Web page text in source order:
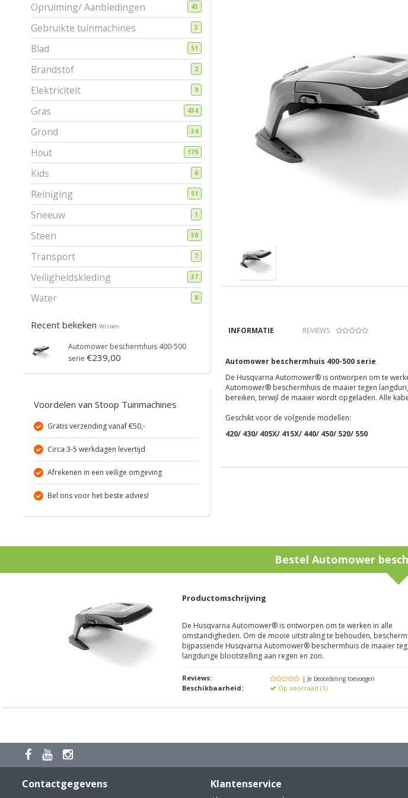
Opruiming/ Aanbiedingen 43
Gebruikte tuinmachines 3
Blad 51
Brandstof 2
Elektriciteit 9
Gras 434
Grond 34
Hout 179
Kids 6
Reiniging 51
Sneeuw 1
Steen 30
Transport 7
Veiligheidskleding 37
Water 8
Recent bekeken Wissen
Automower beschermhuis 400-500
serie €239,00
Voordelen van Stoop Tuinmachines
Gratis verzending vanaf €50,-
Circa 3-5 werkdagen levertijd
Afrekenen in een veilige omgeving
Bel ons voor het beste advies!
INFORMATIE REVIEWS
Automower beschermhuis 400-500 serie
De Husqvarna Automower® is ontworpen om te
Automower® beschermhuis de maaier tegen
bereiken, terwijl de maaier wordt opgeladen. Alle
Geschikt voor de volgende modellen:
420/ 430/ 405X/ 415X/ 440/ 450/ 520/ 550
Bestel Automower
Productomschrijving
De Husqvarna Automower® is ontworpen om te werken in alle
omstandigheden. Om de mooie uitstraling te behouden,
bijpassende Husqvarna Automower® beschermhuis de maaier
langdurige blootstelling aan regen en zon.
Reviews: | Je beoordeling toevoegen
Beschikbaarheid: Op voorraad (1)
Contactgegevens Klantenservice